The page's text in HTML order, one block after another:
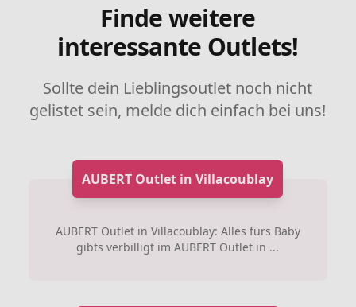
Finde weitere
interessante Outlets!
Sollte dein Lieblingsoutlet noch nicht
gelistet sein, melde dich einfach bei uns!
AUBERT Outlet in Villacoublay
AUBERT Outlet in Villacoublay: Alles fürs Baby
gibts verbilligt im AUBERT Outlet in ...